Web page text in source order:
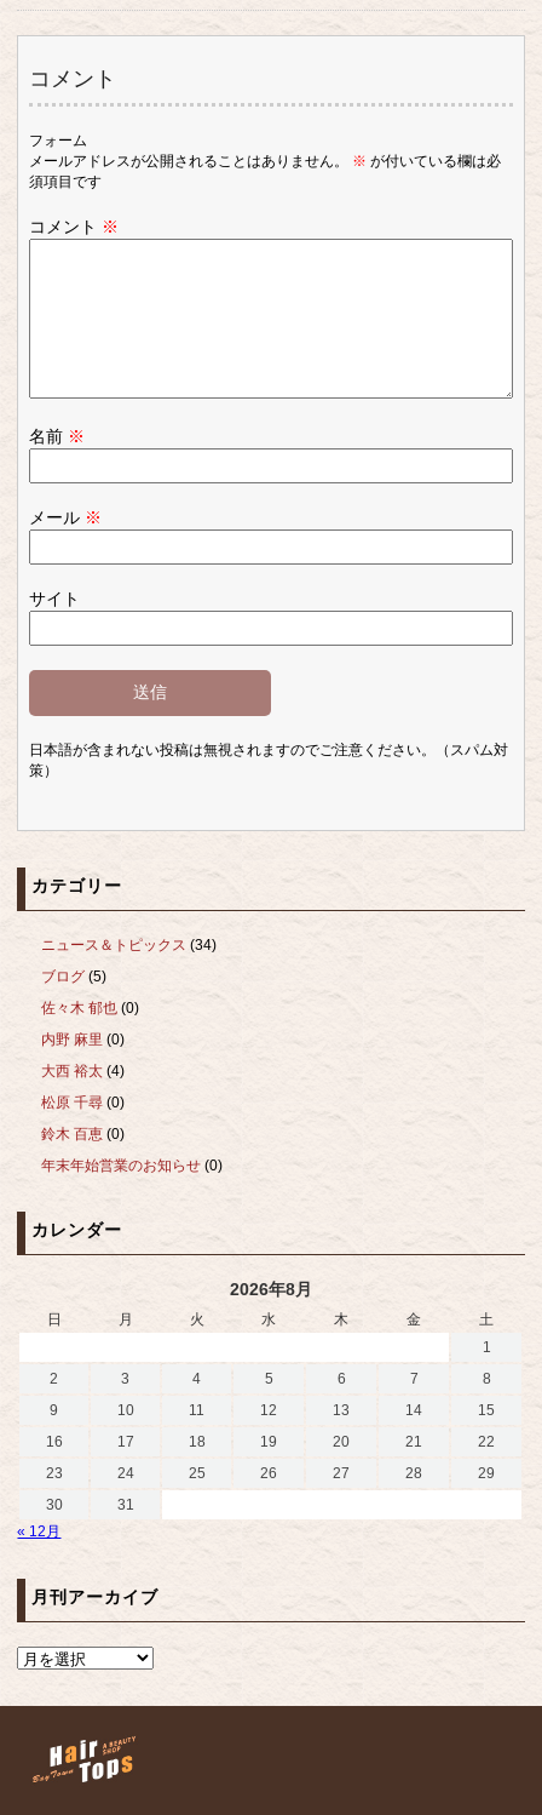
コメント
フォーム
メールアドレスが公開されることはありません。
※ が付いている欄は必
須項目です
コメント ※
名前 ※
メール ※
サイト
日本語が含まれない投稿は無視されますのでご注意ください。（スパム対
策）
カテゴリー
ニュース＆トピックス (34)
ブログ (5)
佐々木 郁也 (0)
内野 麻里 (0)
大西 裕太 (4)
松原 千尋 (0)
鈴木 百恵 (0)
年末年始営業のお知らせ (0)
カレンダー
2026年8月
日 月 火 水 木 金
土
1
2
3 4 5 6 7
8
9
10 11 12 13 14
15
16
17 18 19 20 21
22
23
24 25 26 27 28
29
30
31
« 12月
月刊アーカイブ